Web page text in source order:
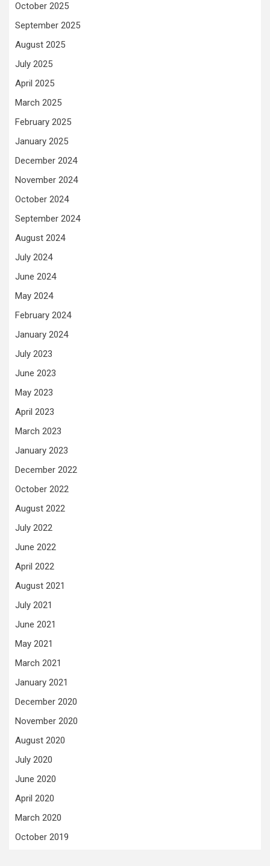
October 2025
September 2025
August 2025
July 2025
April 2025
March 2025
February 2025
January 2025
December 2024
November 2024
October 2024
September 2024
August 2024
July 2024
June 2024
May 2024
February 2024
January 2024
July 2023
June 2023
May 2023
April 2023
March 2023
January 2023
December 2022
October 2022
August 2022
July 2022
June 2022
April 2022
August 2021
July 2021
June 2021
May 2021
March 2021
January 2021
December 2020
November 2020
August 2020
July 2020
June 2020
April 2020
March 2020
October 2019